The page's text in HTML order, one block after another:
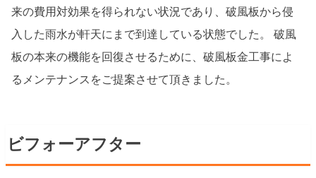
来の費用対効果を得られない状況であり、破風板から侵
入した雨水が軒天にまで到達している状態でした。 破風
板の本来の機能を回復させるために、破風板金工事によ
るメンテナンスをご提案させて頂きました。
ビフォーアフター